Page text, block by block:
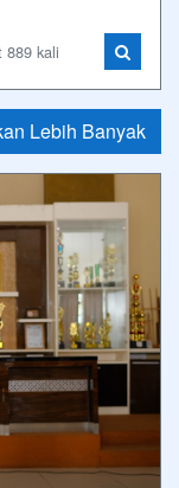
889 kali
Lebih Banyak